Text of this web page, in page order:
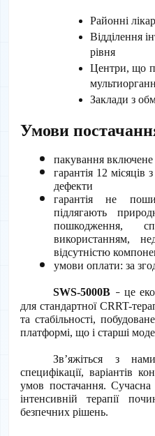
Районні
Відділення
рівня
Центри, що
Заклади з
Умови
пакування включене
гарантія 12
дефекти
гарантія не
підлягають
пошкодження,
використанням,
відсутністю
умови оплати: за
SWS-5000B – це
для стандартної CRRT-
та стабільності,
платформі, що і старші
Зв’яжіться з
специфікації, варіантів
умов постачання.
інтенсивній терапії
безпечних рішень.